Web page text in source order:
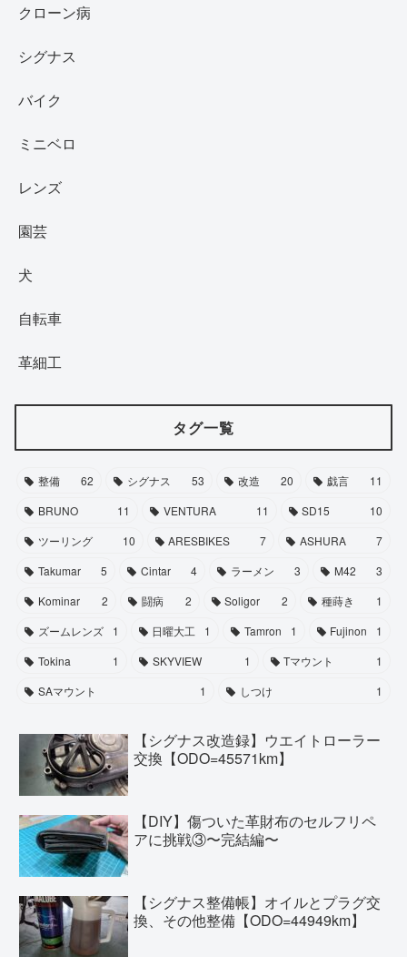
クローン病
シグナス
バイク
ミニベロ
レンズ
園芸
犬
自転車
革細工
タグ一覧
整備 62 シグナス 53 改造 20 戯言
11
BRUNO
11 VENTURA 11 SD15
10
ツーリング
10 ARESBIKES 7 ASHURA
7
Takumar
5 Cintar 4 ラーメン 3 M42
3
Kominar
2 闘病 2 Soligor 2 種蒔き
1
ズームレンズ
1 日曜大工 1 Tamron 1 Fujinon
1
Tokina
1 SKYVIEW 1 Tマウント
1
SAマウント
1 しつけ 1
【シグナス改造録】ウエイトローラー
交換【ODO=45571km】
【DIY】傷ついた革財布のセルフリペ
アに挑戦③〜完結編〜
【シグナス整備帳】オイルとプラグ交
換、その他整備【ODO=44949km】